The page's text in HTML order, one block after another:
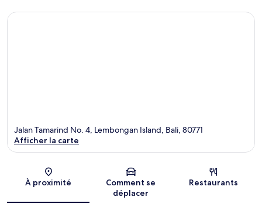
Carte
Jalan Tamarind No. 4, Lembongan Island, Bali, 80771
Afficher la carte
À proximité
Comment se
déplacer
Restaurants